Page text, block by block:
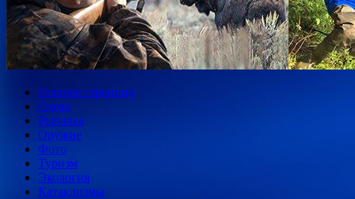
Главная страница
Охота
Рыбалка
Оружие
Фото
Туризм
Экология
Катаклизмы